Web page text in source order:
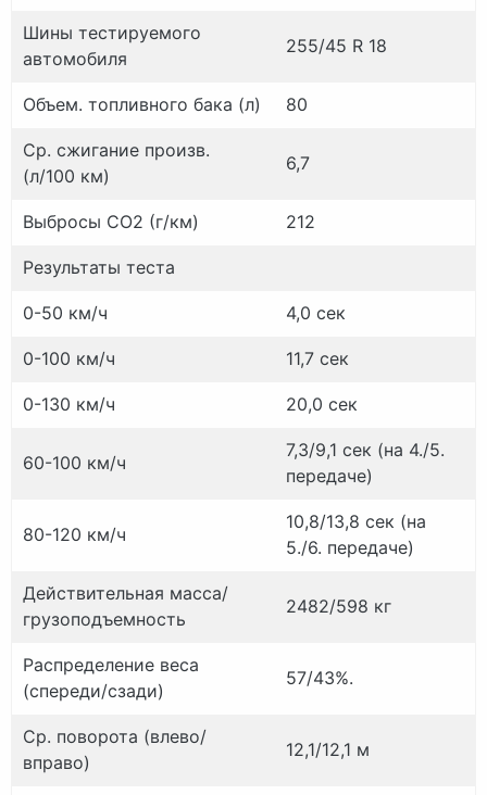
Шины тестируемого
автомобиля
255/45 R 18
Объем. топливного бака (л) 80
Ср. сжигание произв.
(л/100 км)
6,7
Выбросы CO2 (г/км) 212
Результаты теста
0-50 км/ч 4,0 сек
0-100 км/ч 11,7 сек
0-130 км/ч 20,0 сек
60-100 км/ч
7,3/9,1 сек (на 4./5.
передаче)
80-120 км/ч
10,8/13,8 сек (на
5./6. передаче)
Действительная масса/
грузоподъемность
2482/598 кг
Распределение веса
(спереди/сзади)
57/43%.
Ср. поворота (влево/
вправо)
12,1/12,1 м